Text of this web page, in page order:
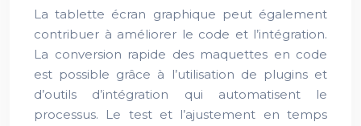
La tablette écran graphique peut également
contribuer à améliorer le code et l’intégration.
La conversion rapide des maquettes en code
est possible grâce à l’utilisation de plugins et
d’outils d’intégration qui automatisent le
processus. Le test et l’ajustement en temps